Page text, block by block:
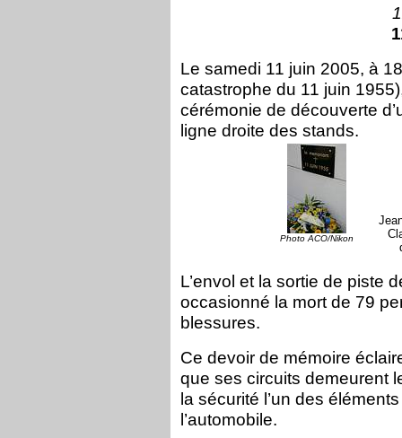
Le samedi 11 juin 2005, à
catastrophe du 11 juin
cérémonie de découverte
ligne droite des stands.
Photo ACO/Nikon
L’envol et la sortie de piste
occasionné la mort de 79
blessures.
Ce devoir de mémoire
que ses circuits demeurent
la sécurité l’un des
l’automobile.